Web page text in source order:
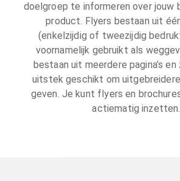
doelgroep te informeren over jouw
product. Flyers bestaan uit
(enkelzijdig of tweezijdig
voornamelijk gebruikt als
bestaan uit meerdere pagina’s en
uitstek geschikt om
geven. Je kunt flyers en
actiematig inzetten.